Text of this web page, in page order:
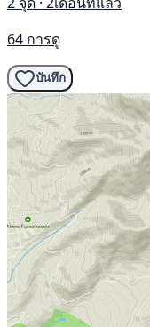
64 การดู
บันทึก